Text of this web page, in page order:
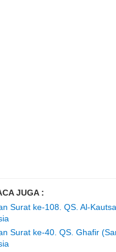
JUGA :
Surat ke-108. QS. Al-
Surat ke-40. QS. Ghafir